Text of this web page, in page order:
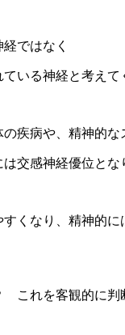
ではなく
いる神経と考えて
疾病や、精神的
交感神経優位と
くなり、精神的
これを客観的に